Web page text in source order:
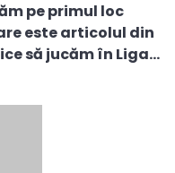
pe primul loc
este articolul din
să jucăm în Liga…